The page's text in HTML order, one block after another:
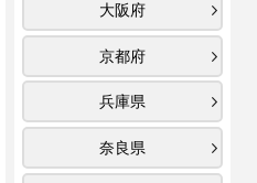
大阪府
京都府
兵庫県
奈良県